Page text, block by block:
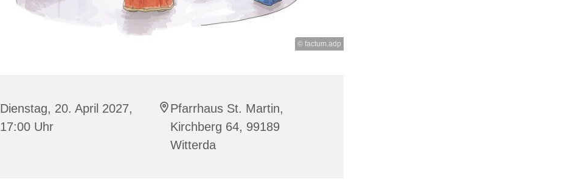
© factum.adp
Dienstag, 20. April 2027,
17:00 Uhr
Pfarrhaus St. Martin,
Kirchberg 64, 99189
Witterda